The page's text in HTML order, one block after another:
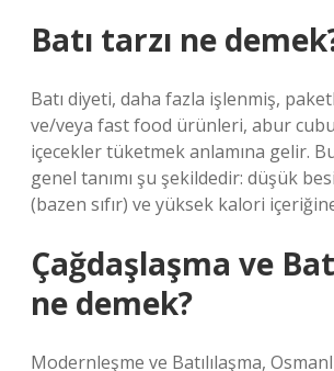
Batı tarzı ne
Batı diyeti, daha fazla işlenmiş,
ve/veya fast food ürünleri, abur
içecekler tüketmek anlamına gelir.
genel tanımı şu şekildedir: düşük
(bazen sıfır) ve yüksek kalori
Çağdaşlaşma ve
ne demek?
Modernleşme ve Batılılaşma,